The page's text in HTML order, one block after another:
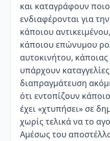
και καταγράφουν
ενδιαφέρονται για
κάποιου
κάποιου επώνυμου
αυτοκινήτου, κάποιας
υπάρχουν
διαπραγμάτευση
ότι εντοπίζουν
έχει «χτυπήσει» σε
χωρίς τελικά να το
Αμέσως του